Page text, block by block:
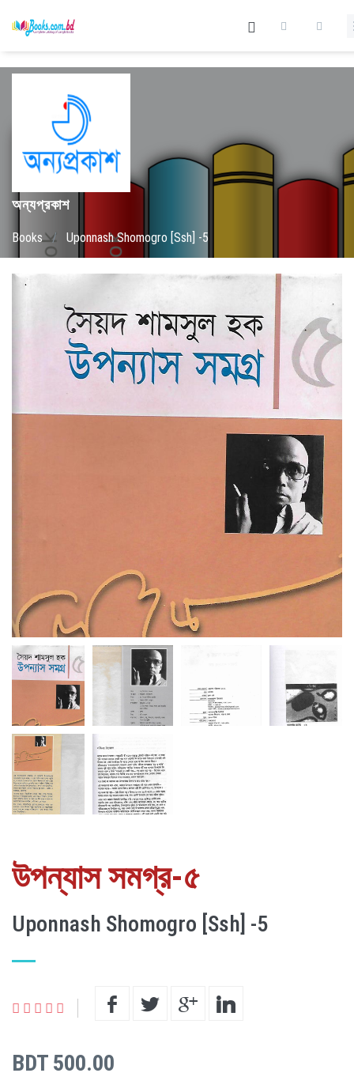
অন্যপ্রকাশ
Books / Uponnash Shomogro [Ssh] -5
উপন্যাস সমগ্র-৫
Uponnash Shomogro [Ssh] -5
BDT 500.00